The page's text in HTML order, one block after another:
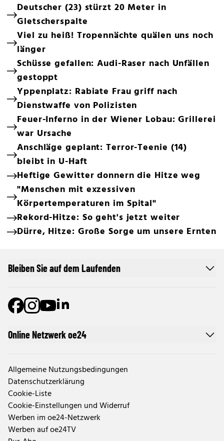
Deutscher (23) stürzt 20 Meter in
Gletscherspalte
Viel zu heiß! Tropennächte quälen uns noch
länger
Schüsse gefallen: Audi-Raser nach Unfällen
gestoppt
Yppenplatz: Rabiate Frau griff nach
Dienstwaffe von Polizisten
Feuer-Inferno in der Wiener Lobau: Grillerei
war Ursache
Anschläge geplant: Terror-Teenie (14)
bleibt in U-Haft
Heftige Gewitter donnern die Hitze weg
"Menschen mit exzessiven
Körpertemperaturen im Spital"
Rekord-Hitze: So geht's jetzt weiter
Dürre, Hitze: Große Sorge um unsere Ernten
Online Netzwerk oe24
Allgemeine Nutzungsbedingungen
Datenschutzerklärung
Cookie-Liste
Cookie-Einstellungen und Widerruf
Werben im oe24-Netzwerk
Werben auf oe24TV
Bleiben Sie auf dem Laufenden